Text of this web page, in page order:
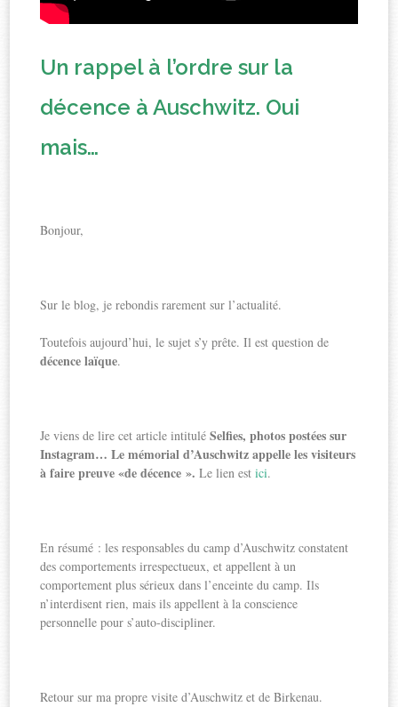
Un rappel à l’ordre sur la
décence à Auschwitz. Oui
mais…
Bonjour,
Sur le blog, je rebondis rarement sur l’actualité.
Toutefois aujourd’hui, le sujet s’y prête. Il est question de
décence laïque.
Je viens de lire cet article intituléSelfies, photos postées sur
Instagram… Le mémorial d’Auschwitz appelle les visiteurs
à faire preuve «de décence ». Le lien estici.
En résumé : les responsables du camp d’Auschwitz constatent
des comportements irrespectueux, et appellent à un
comportement plus sérieux dans l’enceinte du camp. Ils
n’interdisent rien, mais ils appellent à la conscience
personnelle pour s’auto-discipliner.
Retour sur ma propre visite d’Auschwitz et de Birkenau.